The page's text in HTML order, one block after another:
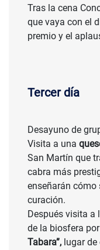
Tras la cena
que vaya con el
premio y el
Tercer día
Desayuno de
Visita a una
San Martín que
cabra más
enseñarán cómo
curación.
Después visita a
de la biosfera
Tabara”, lugar